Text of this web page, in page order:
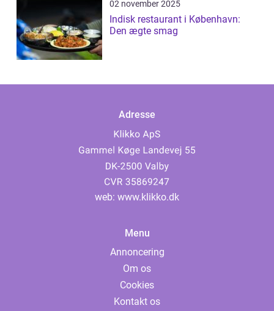
02 november 2025
Indisk restaurant i København:
Den ægte smag
Adresse
web: www.klikko.dk
Menu
Annoncering
Om os
Cookies
Kontakt os